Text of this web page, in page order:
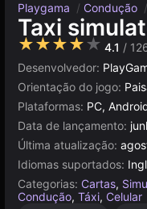
Playgama / Condução /
Taxi
★★★★★ 4.1 /
Desenvolvedor:
Orientação do jogo:
Plataformas: PC,
Data de lançamento:
Última atualização:
Idiomas suportados:
Categorias: Cartas,
Condução, Táxi, Celular